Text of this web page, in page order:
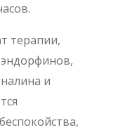
терапии,
и